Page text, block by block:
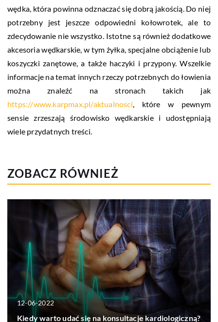
wędka, która powinna odznaczać się dobrą jakością. Do niej
potrzebny jest jeszcze odpowiedni kołowrotek, ale to
zdecydowanie nie wszystko. Istotne są również dodatkowe
akcesoria wędkarskie, w tym żyłka, specjalne obciążenie lub
koszyczki zanętowe, a także haczyki i przypony. Wszelkie
informacje na temat innych rzeczy potrzebnych do łowienia
można znaleźć na stronach takich jak
https://www.karpmax.pl/aktualnosci, które w pewnym
sensie zrzeszają środowisko wędkarskie i udostępniają
wiele przydatnych treści.
ZOBACZ RÓWNIEŻ
12-06-2022
Kiedy warto udać się na konsultacje kardiologiczną?